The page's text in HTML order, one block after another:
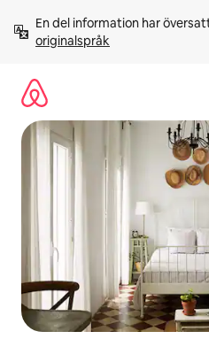
innehåll
En del information har
originalspråk